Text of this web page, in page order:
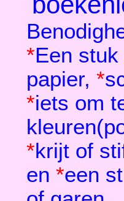
*Een
papier, *
*iets om
*krijt of
en *een